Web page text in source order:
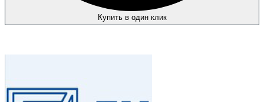
Купить в один клик